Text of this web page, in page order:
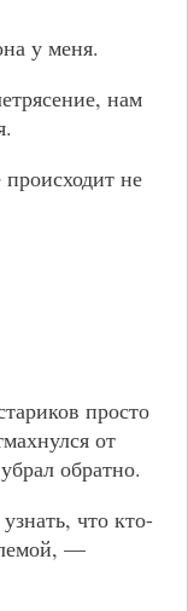
у меня.
нам
не
просто
от
обратно.
что кто-
—